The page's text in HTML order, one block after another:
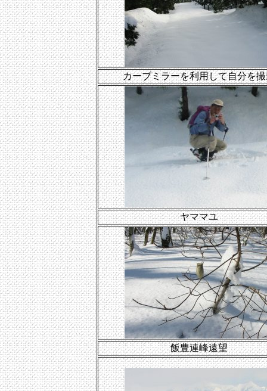
カーブミラーを利用して自分を
ヤママユ
飯豊連峰遠望